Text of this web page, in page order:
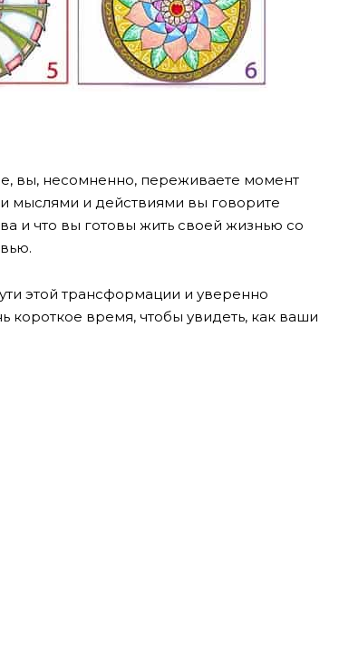
вы, несомненно, переживаете момент
мыслями и действиями вы говорите
и что вы готовы жить своей жизнью со
этой трансформации и уверенно
короткое время, чтобы увидеть, как ваши